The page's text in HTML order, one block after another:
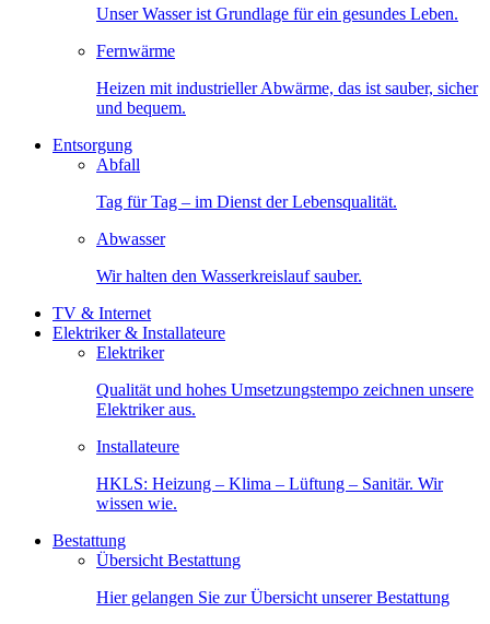
Unser Wasser ist Grundlage für ein gesundes Leben.
Fernwärme
Heizen mit industrieller Abwärme, das ist sauber, sicher
und bequem.
Entsorgung
Abfall
Tag für Tag – im Dienst der Lebensqualität.
Abwasser
Wir halten den Wasserkreislauf sauber.
TV & Internet
Elektriker & Installateure
Elektriker
Qualität und hohes Umsetzungstempo zeichnen unsere
Elektriker aus.
Installateure
HKLS: Heizung – Klima – Lüftung – Sanitär. Wir
wissen wie.
Bestattung
Übersicht Bestattung
Hier gelangen Sie zur Übersicht unserer Bestattung